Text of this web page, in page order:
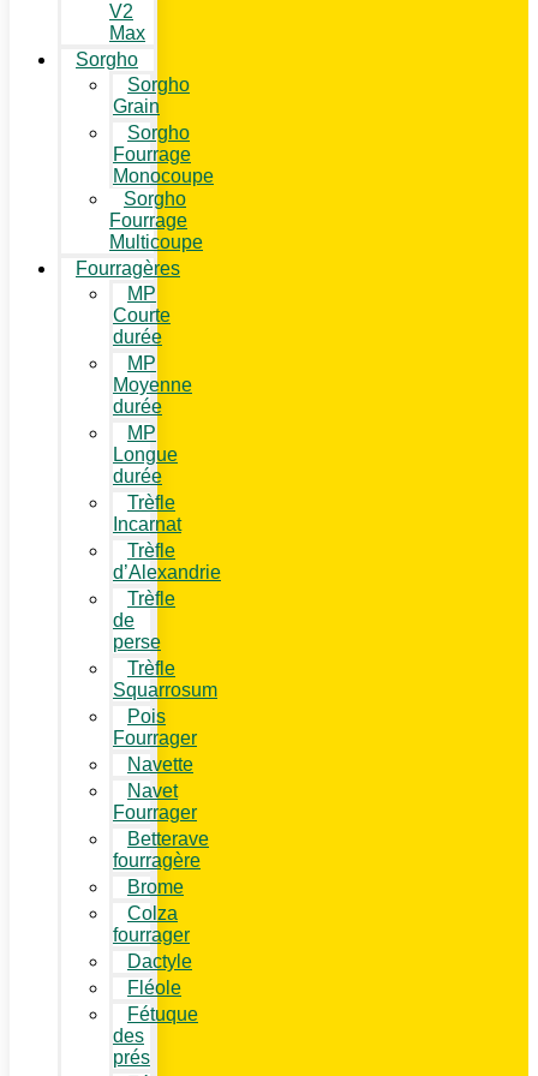
V2
Max
Sorgho
Sorgho
Grain
Sorgho
Fourrage
Monocoupe
Sorgho
Fourrage
Multicoupe
Fourragères
MP
Courte
durée
MP
Moyenne
durée
MP
Longue
durée
Trèfle
Incarnat
Trèfle
d’Alexandrie
Trèfle
de
perse
Trèfle
Squarrosum
Pois
Fourrager
Navette
Navet
Fourrager
Betterave
fourragère
Brome
Colza
fourrager
Dactyle
Fléole
Fétuque
des
prés